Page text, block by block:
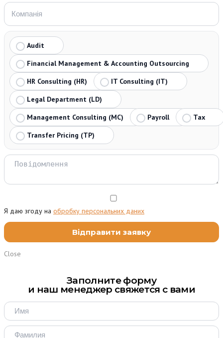
Audit
Financial Management & Accounting Outsourcing
HR Consulting (HR)
IT Consulting (IT)
Legal Department (LD)
Management Consulting (MC)
Payroll
Tax
Transfer Pricing (TP)
Я даю згоду на обробку персональних даних
Close
Заполните форму
и наш менеджер свяжется с вами